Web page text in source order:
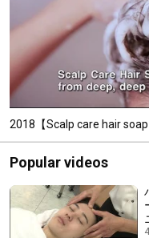
2018【Scalp care hair
Popular videos